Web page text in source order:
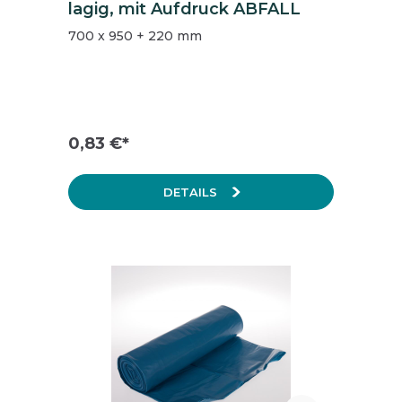
lagig, mit Aufdruck ABFALL
700 x 950 + 220 mm
0,83 €*
DETAILS